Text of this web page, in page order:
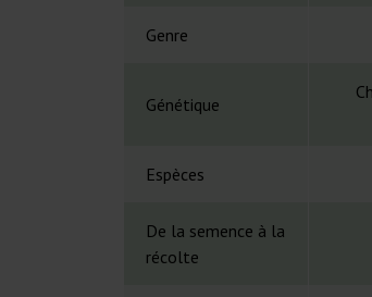
Genre
Génétique
Espèces
De la semence à la
récolte